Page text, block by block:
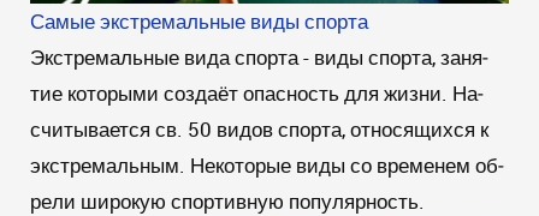
Самые экстремальные виды спорта
Экстремальные вида спорта - ви­ды спор­та, за­ня­
тие ко­то­ры­ми соз­да­ёт опас­ность для жиз­ни. На­
счи­ты­ва­ет­ся св. 50 ви­дов спор­та, от­но­ся­щих­ся к
экс­тре­маль­ным. Не­ко­то­рые ви­ды со вре­ме­нем об­
ре­ли ши­ро­кую спортивную по­пу­ляр­ность.